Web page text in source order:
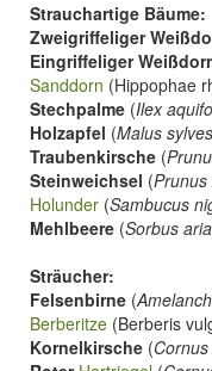
Strauchartige Bäume:
Zweigriffeliger
Eingriffeliger
Sanddorn (Hippophae
Stechpalme (Ilex
Holzapfel (Malus
Traubenkirsche (
Steinweichsel (
Holunder (Sambucus
Mehlbeere (Sorbus aria
Sträucher:
Felsenbirne (
Berberitze (Berberis
Kornelkirsche (